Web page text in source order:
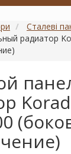
Сталеві
радиатор